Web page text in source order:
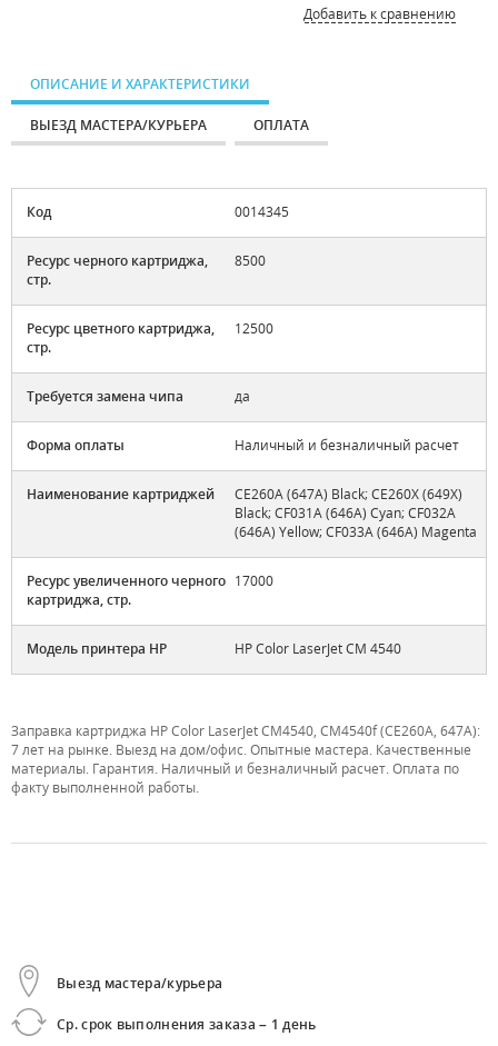
Добавить к сравнению
ОПИСАНИЕ И ХАРАКТЕРИСТИКИ
ВЫЕЗД МАСТЕРА/КУРЬЕРА ОПЛАТА
Код 0014345
Ресурс черного картриджа,
стр.
8500
Ресурс цветного картриджа,
стр.
12500
Требуется замена чипа да
Форма оплаты Наличный и безналичный расчет
Наименование картриджей
CE260A (647A) Black; CE260X (649X)
Black; CF031A (646A) Cyan; CF032A
(646A) Yellow; CF033A (646A) Magenta
Ресурс увеличенного черного
картриджа, стр.
17000
Модель принтера HP HP Color LaserJet CM 4540
Заправка картриджа HP Color LaserJet CM4540, CM4540f (CE260A, 647A):
7 лет на рынке. Выезд на дом/офис. Опытные мастера. Качественные
материалы. Гарантия. Наличный и безналичный расчет. Оплата по
факту выполненной работы.
Выезд мастера/курьера
Ср. срок выполнения заказа – 1 день